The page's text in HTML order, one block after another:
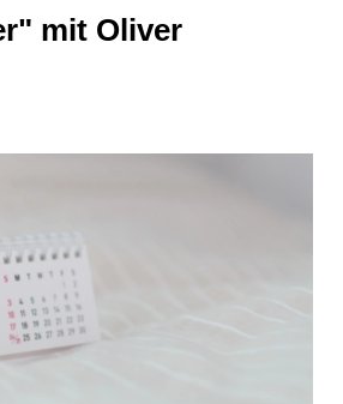
mit Oliver